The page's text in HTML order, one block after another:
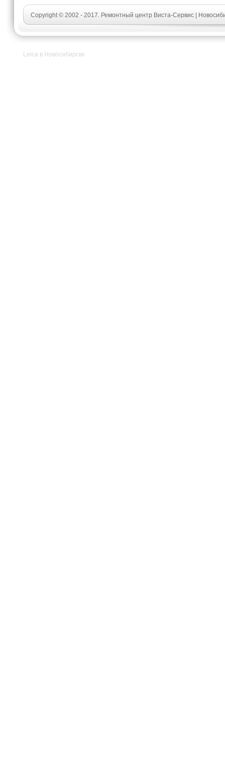
Copyright © 2002 - 2017. Ремонтный центр Виста-Сервис |
Leica в Новосибирске